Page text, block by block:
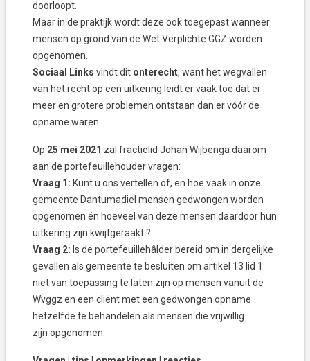
doorloopt.
Maar in de praktijk wordt deze ook toegepast wanneer
mensen op grond van de Wet Verplichte GGZ worden
opgenomen.
Sociaal Links vindt dit onterecht, want het wegvallen
van het recht op een uitkering leidt er vaak toe dat er
meer en grotere problemen ontstaan dan er vóór de
opname waren.
Op 25 mei 2021 zal fractielid Johan Wijbenga daarom
aan de portefeuillehouder vragen:
Vraag 1: Kunt u ons vertellen of, en hoe vaak in onze
gemeente Dantumadiel mensen gedwongen worden
opgenomen én hoeveel van deze mensen daardoor hun
uitkering zijn kwijtgeraakt ?
Vraag 2: Is de portefeuillehâlder bereid om in dergelijke
gevallen als gemeente te besluiten om artikel 13 lid 1
niet van toepassing te laten zijn op mensen vanuit de
Wvggz en een cliënt met een gedwongen opname
hetzelfde te behandelen als mensen die vrijwillig
zijn opgenomen.